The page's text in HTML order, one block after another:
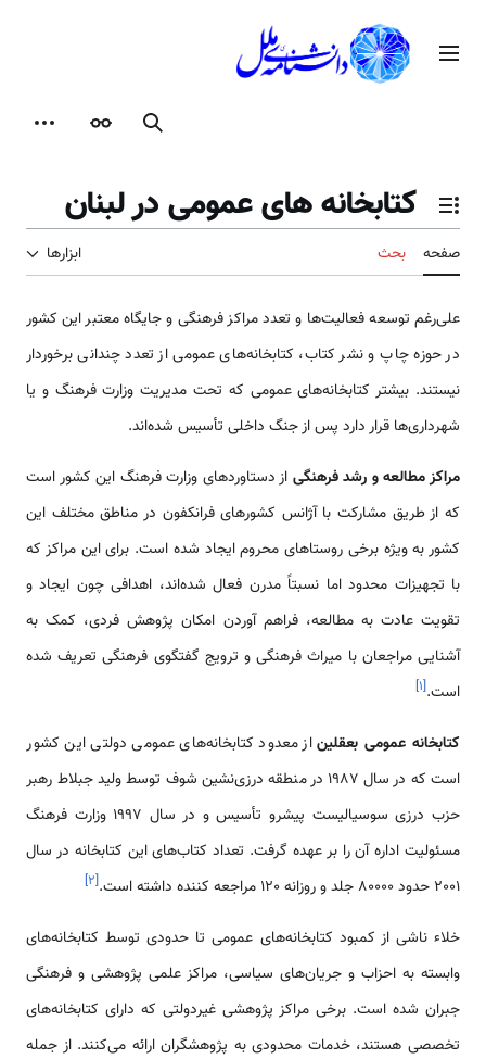
محتوامنوی اصلی
جستجوظاهر
تغییر وضعیت فهرست محتویات
كتابخانه های عمومی در لبنان
صفحه بحث ابزارها
علی‌رغم توسعه فعالیت‌ها و تعدد مراکز فرهنگی و جایگاه معتبر این کشور
در حوزه چاپ و نشر کتاب، کتابخانه‌های عمومی از تعدد چندانی برخوردار
نیستند. بیشتر کتابخانه‌های عمومی که تحت مدیریت وزارت فرهنگ و یا
شهرداری‌ها قرار دارد پس از جنگ داخلی تأسیس شده‌اند.
مراکز مطالعه و رشد فرهنگی از دستاوردهای وزارت فرهنگ این کشور است
که از طریق مشارکت با آژانس کشورهای فرانکفون در مناطق مختلف این
کشور به ویژه برخی روستاهای محروم ایجاد شده است. برای این مراکز که
با تجهیزات محدود اما نسبتاً مدرن فعال شده‌اند، اهدافی چون ایجاد و
تقویت عادت به مطالعه، فراهم آوردن امکان پژوهش فردی، کمک به
آشنایی مراجعان با میراث فرهنگی و ترویج گفتگوی فرهنگی تعریف شده
است.[۱]
کتابخانه عمومی بعقلیناز معدود کتابخانه‌های عمومی دولتی این کشور
است که در سال 1987 در منطقه درزی‌نشین شوف توسط ولید جبلاط رهبر
حزب درزی سوسیالیست پیشرو تأسیس و در سال 1997 وزارت فرهنگ
مسئولیت اداره آن را بر عهده گرفت. تعداد کتاب‌های این کتابخانه در سال
2001 حدود 80000 جلد و روزانه 120 مراجعه کننده داشته است.
[۲]
خلاء ناشی از کمبود کتابخانه‌های عمومی تا حدودی توسط کتابخانه‌های
وابسته به احزاب و جریان‌های سیاسی، مراکز علمی پژوهشی و فرهنگی
جبران شده است. برخی مراکز پژوهشی غیردولتی که دارای کتابخانه‌های
تخصصی هستند، خدمات محدودی به پژوهشگران ارائه می‌کنند. از جمله